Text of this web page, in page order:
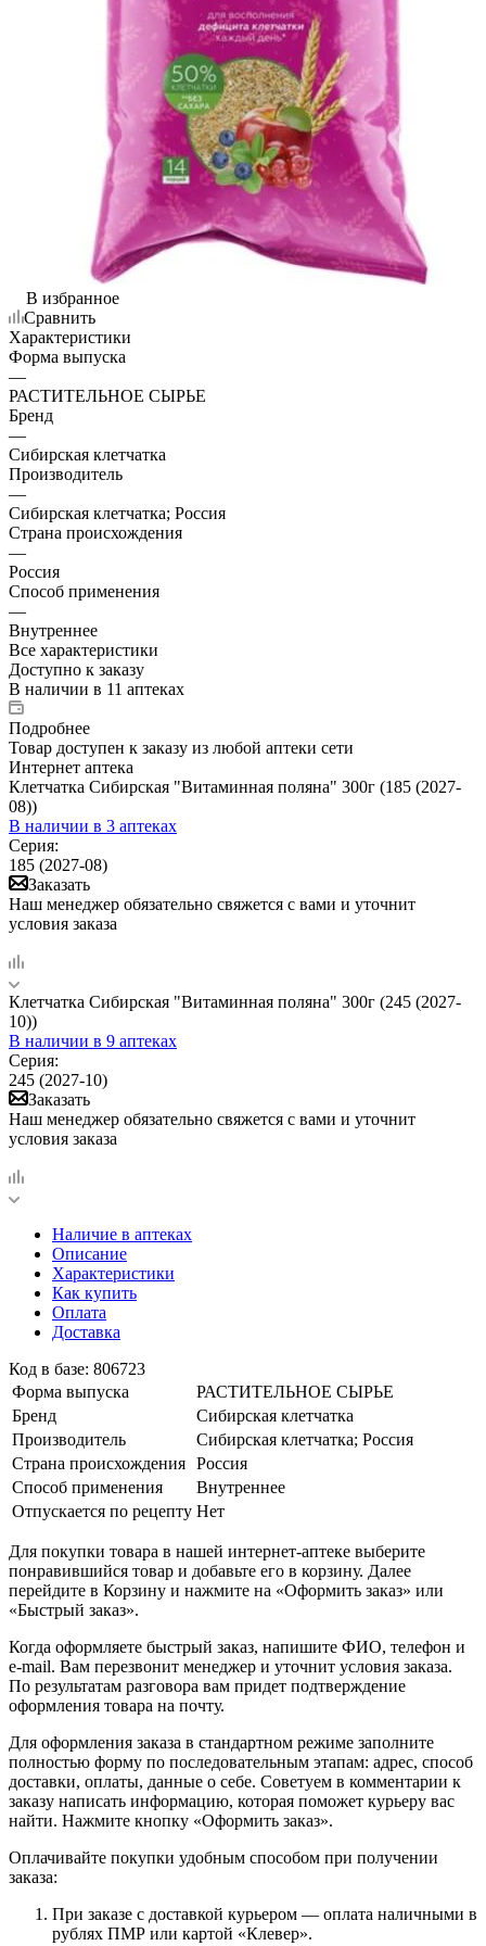
В избранное
Сравнить
Характеристики
Форма выпуска
—
РАСТИТЕЛЬНОЕ СЫРЬЕ
Бренд
—
Сибирская клетчатка
Производитель
—
Сибирская клетчатка; Россия
Страна происхождения
—
Россия
Способ применения
—
Внутреннее
Все характеристики
Доступно к заказу
В наличии в 11 аптеках
Подробнее
Товар доступен к заказу из любой аптеки сети
Интернет аптека
Клетчатка Сибирская "Витаминная поляна" 300г (185 (2027-
08))
В наличии в 3 аптеках
Серия:
185 (2027-08)
Заказать
Наш менеджер обязательно свяжется с вами и уточнит
условия заказа
Клетчатка Сибирская "Витаминная поляна" 300г (245 (2027-
10))
В наличии в 9 аптеках
Серия:
245 (2027-10)
Заказать
Наш менеджер обязательно свяжется с вами и уточнит
условия заказа
Наличие в аптеках
Описание
Характеристики
Как купить
Оплата
Доставка
Код в базе: 806723
Форма выпуска
РАСТИТЕЛЬНОЕ СЫРЬЕ
Бренд
Сибирская клетчатка
Производитель
Сибирская клетчатка; Россия
Страна происхождения Россия
Способ применения
Внутреннее
Отпускается по рецепту Нет
Для покупки товара в нашей интернет-аптеке выберите
понравившийся товар и добавьте его в корзину. Далее
перейдите в Корзину и нажмите на «Оформить заказ» или
«Быстрый заказ».
Когда оформляете быстрый заказ, напишите ФИО, телефон и
e-mail. Вам перезвонит менеджер и уточнит условия заказа.
По результатам разговора вам придет подтверждение
оформления товара на почту.
Для оформления заказа в стандартном режиме заполните
полностью форму по последовательным этапам: адрес, способ
доставки, оплаты, данные о себе. Советуем в комментарии к
заказу написать информацию, которая поможет курьеру вас
найти. Нажмите кнопку «Оформить заказ».
Оплачивайте покупки удобным способом при получении
заказа:
При заказе с доставкой курьером — оплата наличными в
рублях ПМР или картой «Клевер».